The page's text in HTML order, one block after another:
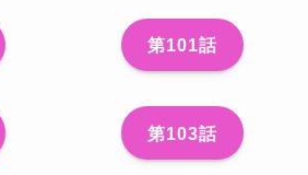
第101話
第103話